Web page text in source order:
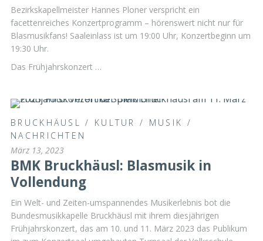
Bezirkskapellmeister Hannes Ploner verspricht ein
facettenreiches Konzertprogramm – hörenswert nicht nur für
Blasmusikfans! Saaleinlass ist um 19:00 Uhr, Konzertbeginn um
19:30 Uhr.
Das Frühjahrskonzert …
BRUCKHÄUSL / KULTUR / MUSIK /
NACHRICHTEN
März 13, 2023
BMK Bruckhäusl: Blasmusik in
Vollendung
Ein Welt- und Zeiten-umspannendes Musikerlebnis bot die
Bundesmusikkapelle Bruckhäusl mit ihrem diesjährigen
Frühjahrskonzert, das am 10. und 11. März 2023 das Publikum